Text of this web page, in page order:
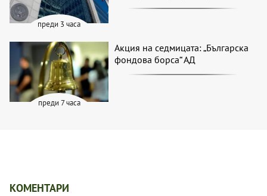
преди 3 часа
преди 7 часа
Акция на седмицата: „Българска
фондова борса“ АД
КОМЕНТАРИ